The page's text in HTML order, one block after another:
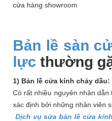
cửa hàng showroom
Bản lề sàn
lực thường
1) Bản lề cửa kính chảy dầu:
Có rất nhiều nguyên nhân
xác định bởi những nhân viên
Dịch vụ sửa bản lề cửa